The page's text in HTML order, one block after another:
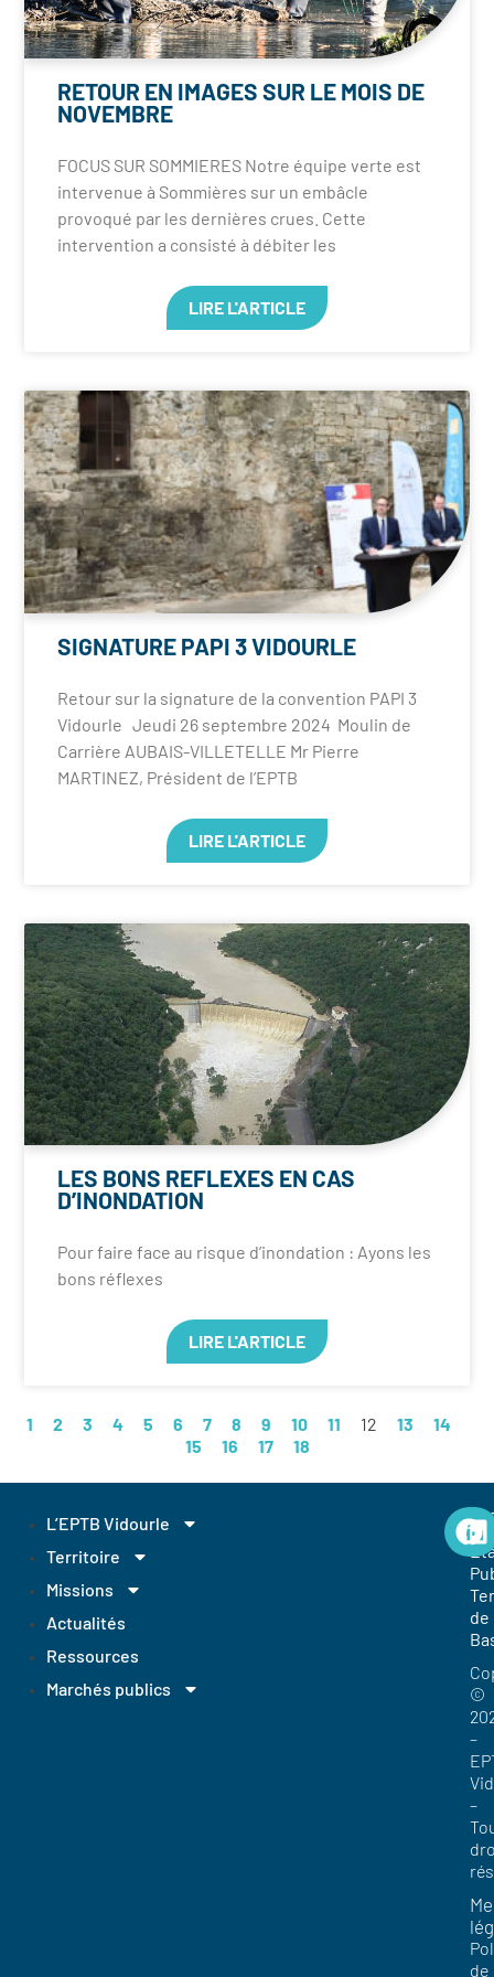
RETOUR EN IMAGES SUR LE MOIS DE
NOVEMBRE
FOCUS SUR SOMMIERES Notre équipe verte est
intervenue à Sommières sur un embâcle
provoqué par les dernières crues. Cette
intervention a consisté à débiter les
LIRE L'ARTICLE
SIGNATURE PAPI 3 VIDOURLE
Retour sur la signature de la convention PAPI 3
Vidourle Jeudi 26 septembre 2024 Moulin de
Carrière AUBAIS-VILLETELLE Mr Pierre
MARTINEZ, Président de l’EPTB
LIRE L'ARTICLE
LES BONS REFLEXES EN CAS
D’INONDATION
Pour faire face au risque d’inondation : Ayons les
bons réflexes
LIRE L'ARTICLE
1 2 3 4 5 6 7 8 9 10 11 12 13
14
15
16 17 18
L’EPTB Vidourle
Territoire
Missions
Actualités
Ressources
Marchés publics
de
©
–
–
de